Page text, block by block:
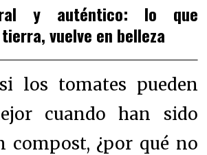
y auténtico: lo que
vuelve en belleza
los tomates pueden
cuando han sido
compost, ¿por qué no